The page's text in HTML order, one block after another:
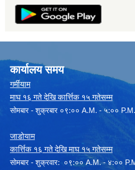
कार्यालय समय
गर्मीयाम
माघ १६ गते देखि कार्त्तिक १५ गतेसम्म
सोमबार - शुक्रबार ०९:०० A.M. - ५:०० P.M.
जाडोयाम
कार्त्तिक १६ गते देखि माघ १५ गतेसम्म
साेमबार - शुक्रवार: ०९:०० A.M. - ४:००